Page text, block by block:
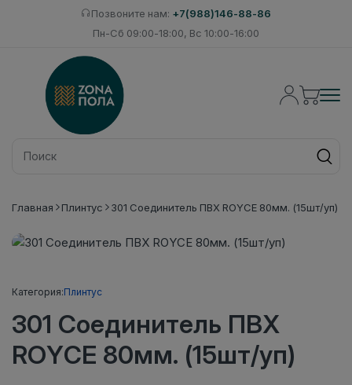
Позвоните нам: +7(988)146-88-86
Пн-Сб 09:00-18:00, Вс 10:00-16:00
Главная Плинтус 301 Соединитель ПВХ ROYCE 80мм. (15шт/уп)
Категория:Плинтус
301 Соединитель ПВХ
ROYCE 80мм. (15шт/уп)